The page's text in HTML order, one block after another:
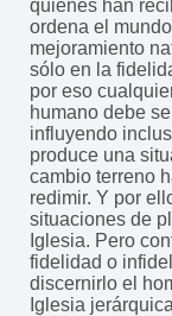
quienes han
ordena el
mejoramiento
sólo en la
por eso
humano debe
influyendo
produce una
cambio terreno
redimir. Y por
situaciones de
Iglesia. Pero
fidelidad o
discernirlo el
Iglesia